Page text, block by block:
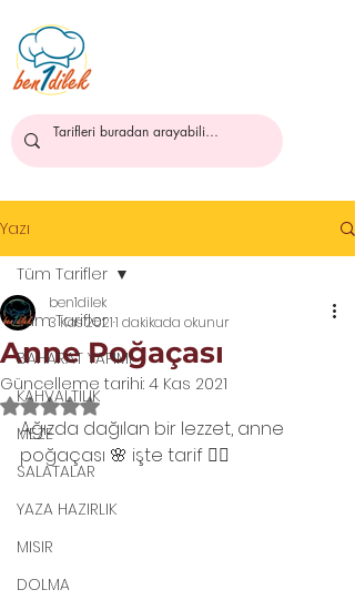
Yazı
Tüm Tarifler
BAHARAT YAPIMI
KAHVALTILIK
MEZE
SALATALAR
YAZA HAZIRLIK
MISIR
DOLMA
Tüm Tarifler
Anne Poğaçası
ben1dilek
3 Kas 20211 dakikada okunur
Güncelleme tarihi: 4 Kas 2021
5 üzerinden NaN yıldız
Ağızda dağılan bir lezzet, anne
poğaçası 🌸 işte tarif 👇🏻